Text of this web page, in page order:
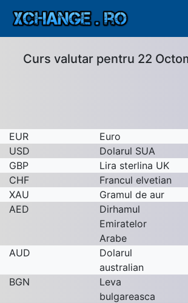
Curs valutar pentru 22
EUR Euro
USD
Dolarul SUA
GBP
Lira sterlina UK
CHF
Francul elvetian
XAU
Gramul de aur
AED
Dirhamul
Emiratelor
Arabe
AUD
Dolarul
australian
BGN
Leva
bulgareasca